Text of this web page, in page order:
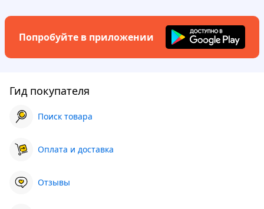
Попробуйте в приложении
Гид покупателя
Поиск товара
Оплата и доставка
Отзывы